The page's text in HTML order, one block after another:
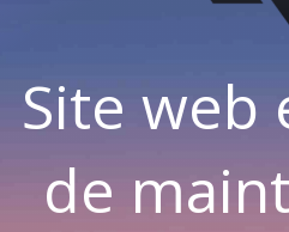
Site web
de